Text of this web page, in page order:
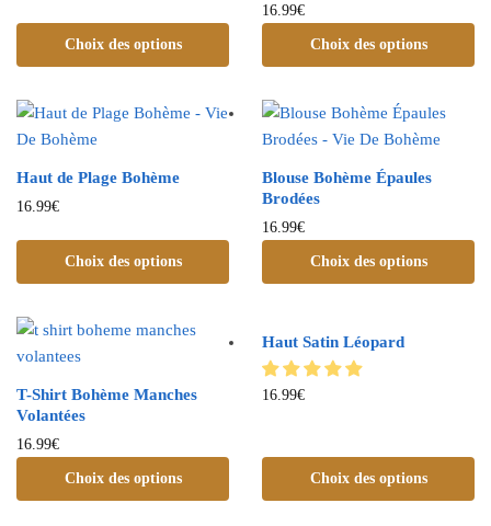
Choix des options
16.99€
Choix des options
Haut de Plage Bohème
16.99€
Choix des options
Blouse Bohème Épaules
Brodées
16.99€
Choix des options
T-Shirt Bohème Manches
Volantées
16.99€
Choix des options
Haut Satin Léopard
16.99€
Choix des options